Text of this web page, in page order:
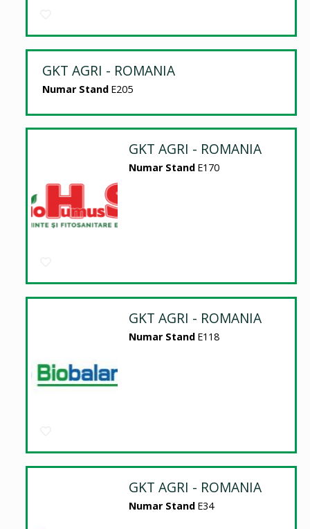
GKT AGRI - ROMANIA
Numar Stand E205
GKT AGRI - ROMANIA
Numar Stand E170
GKT AGRI - ROMANIA
Numar Stand E118
GKT AGRI - ROMANIA
Numar Stand E34